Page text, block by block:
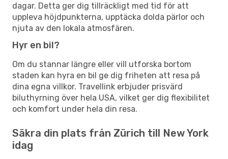
dagar. Detta ger dig tillräckligt med tid för att
uppleva höjdpunkterna, upptäcka dolda pärlor och
njuta av den lokala atmosfären.
Hyr en bil?
Om du stannar längre eller vill utforska bortom
staden kan hyra en bil ge dig friheten att resa på
dina egna villkor. Travellink erbjuder prisvärd
biluthyrning över hela USA, vilket ger dig flexibilitet
och komfort under hela din resa.
Säkra din plats från Zürich till New York
idag